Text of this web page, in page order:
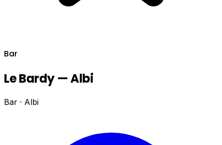
Bar
Le Bardy — Albi
Bar · Albi